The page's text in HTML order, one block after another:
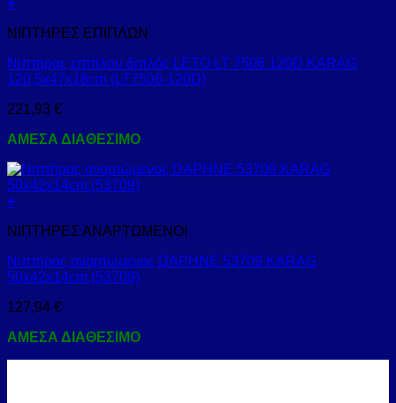
+
ΝΙΠΤΗΡΕΣ ΕΠΙΠΛΩΝ
Νιπτήρας επίπλου διπλός LETO LT 7506 120D KARAG
120,5x47x18cm (LT7506-120D)
221,93 €
ΑΜΕΣΑ ΔΙΑΘΕΣΙΜΟ
+
ΝΙΠΤΗΡΕΣ ΑΝΑΡΤΩΜΕΝΟΙ
Νιπτήρας αναρτώμενος DAPHNE 53709 KARAG
50x42x14cm (53709)
127,94 €
ΑΜΕΣΑ ΔΙΑΘΕΣΙΜΟ